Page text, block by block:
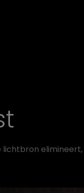
lichtbron elimineert,